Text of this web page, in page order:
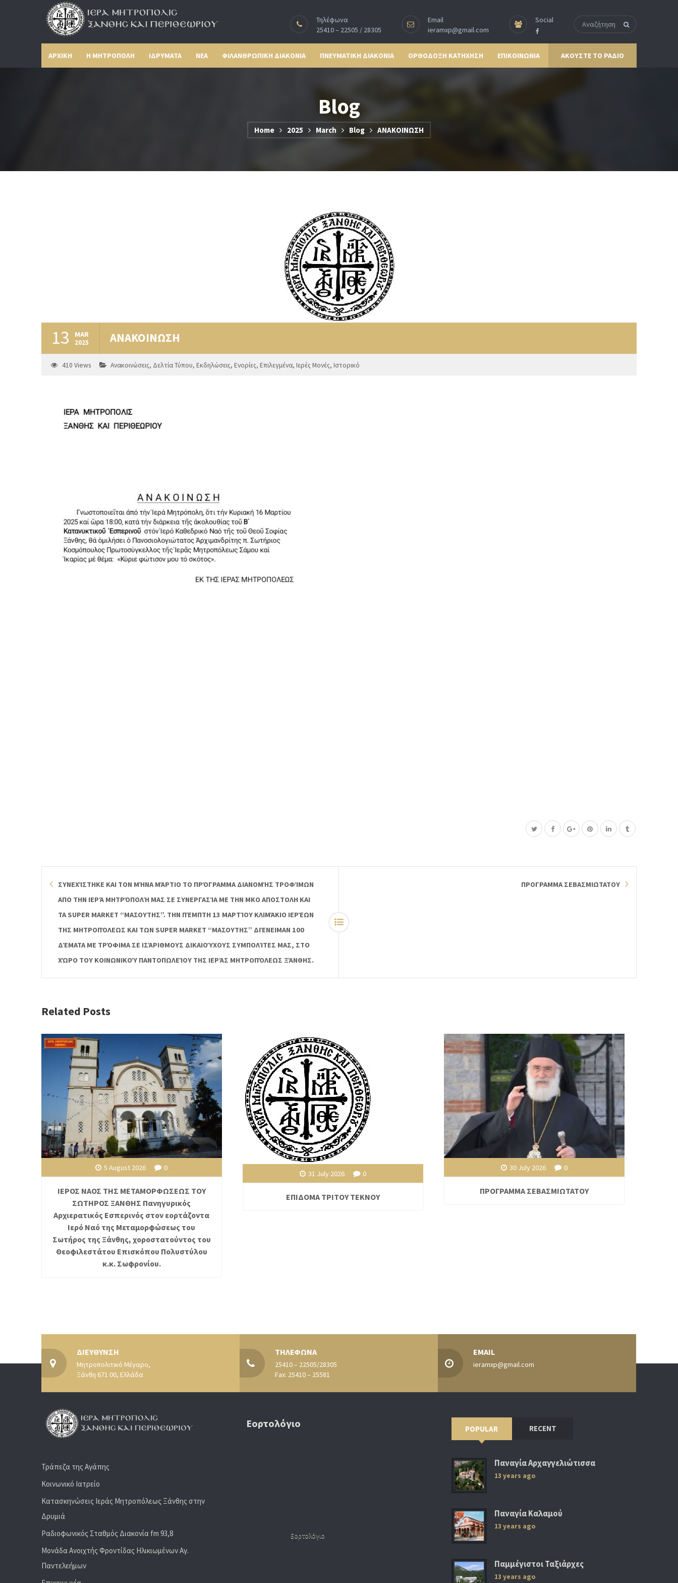
Τηλέφωνα
25410 – 22505 / 28305
Email
ieramxp@gmail.com
Social
ΑΡΧΙΚΗ Η ΜΗΤΡΟΠΟΛΗ ΙΔΡΥΜΑΤΑ ΝΕΑ ΦΙΛΑΝΘΡΩΠΙΚΗ ΔΙΑΚΟΝΙΑ ΠΝΕΥΜΑΤΙΚΗ ΔΙΑΚΟΝΙΑ ΟΡΘΟΔΟΞΗ ΚΑΤΗΧΗΣΗ ΕΠΙΚΟΙΝΩΝΙΑ ΑΚΟΥΣΤΕ ΤΟ ΡΑΔΙΟ
Blog
Home 2025 March Blog ΑΝΑΚΟΙΝΩΣΗ
13 MAR
2025 ΑΝΑΚΟΙΝΩΣΗ
410 Views Ανακοινώσεις, Δελτία Τύπου, Εκδηλώσεις, Ενορίες, Επιλεγμένα, Ιερές Μονές, Ιστορικό
ΣΥΝΕΧΊΣΤΗΚΕ ΚΑΙ ΤΟΝ ΜΉΝΑ ΜΆΡΤΙΟ ΤΟ ΠΡΌΓΡΑΜΜΑ ΔΙΑΝΟΜΉΣ ΤΡΟΦΊΜΩΝ
ΑΠΟ ΤΗΝ ΙΕΡΆ ΜΗΤΡΌΠΟΛΉ ΜΑΣ ΣΕ ΣΥΝΕΡΓΑΣΊΑ ΜΕ ΤΗΝ ΜΚΟ ΑΠΟΣΤΟΛΗ ΚΑΙ
ΤΑ SUPER MARKET “ΜΑΣΟΥΤΗΣ”. ΤΗΝ ΠΈΜΠΤΗ 13 ΜΑΡΤΊΟΥ ΚΛΙΜΆΚΙΟ ΙΕΡΈΩΝ
ΤΗΣ ΜΗΤΡΟΠΌΛΕΩΣ ΚΑΙ ΤΩΝ SUPER MARKET “ΜΑΣΟΥΤΗΣ” ΔΙΈΝΕΙΜΑΝ 100
ΔΈΜΑΤΑ ΜΕ ΤΡΌΦΙΜΑ ΣΕ ΙΣΆΡΙΘΜΟΥΣ ΔΙΚΑΙΟΎΧΟΥΣ ΣΥΜΠΟΛΊΤΕΣ ΜΑΣ, ΣΤΟ
ΧΏΡΟ ΤΟΥ ΚΟΙΝΩΝΙΚΟΎ ΠΑΝΤΟΠΩΛΕΊΟΥ ΤΗΣ ΙΕΡΆΣ ΜΗΤΡΟΠΌΛΕΩΣ ΞΆΝΘΗΣ.
ΠΡΟΓΡΑΜΜΑ ΣΕΒΑΣΜΙΩΤΑΤΟΥ
Related Posts
5 August 2026 0
ΙΕΡΟΣ ΝΑΟΣ ΤΗΣ ΜΕΤΑΜΟΡΦΩΣΕΩΣ ΤΟΥ
ΣΩΤΗΡΟΣ ΞΑΝΘΗΣ Πανηγυρικός
Αρχιερατικός Εσπερινός στον εορτάζοντα
Ιερό Ναό της Μεταμορφώσεως του
Σωτήρος της Ξάνθης, χοροστατούντος του
Θεοφιλεστάτου Επισκόπου Πολυστύλου
κ.κ. Σωφρονίου.
31 July 2026 0
ΕΠΙΔΟΜΑ ΤΡΙΤΟΥ ΤΕΚΝΟΥ
30 July 2026 0
ΠΡΟΓΡΑΜΜΑ ΣΕΒΑΣΜΙΩΤΑΤΟΥ
ΔΙΕΥΘΥΝΣΗ
Μητροπολιτικό Μέγαρο,
Ξάνθη 671 00, Ελλάδα
ΤΗΛΕΦΩΝΑ
25410 – 22505/28305
Fax: 25410 – 25581
EMAIL
ieramxp@gmail.com
Τράπεζα της Αγάπης
Κοινωνικό Ιατρείο
Κατασκηνώσεις Ιεράς Μητροπόλεως Ξάνθης στην
Δρυμιά
Ραδιoφωνικός Σταθμός Διακονία fm 93,8
Μονάδα Ανοιχτής Φροντίδας Ηλικιωμένων Αγ.
Παντελεήμων
Εορτολόγιο
Εορτολόγιο
POPULAR RECENT
Παναγία Αρχαγγελιώτισσα
13 years ago
Παναγία Καλαμού
13 years ago
Παμμέγιστοι Ταξιάρχες
13 years ago